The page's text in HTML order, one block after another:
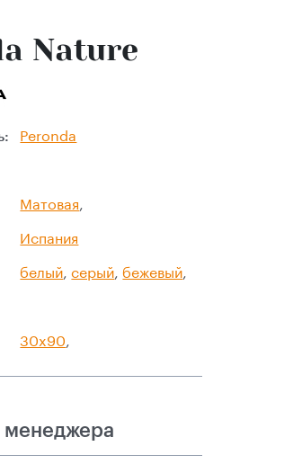
Nature
Peronda
Матовая,
Испания
белый, серый, бежевый,
30x90,
менеджера